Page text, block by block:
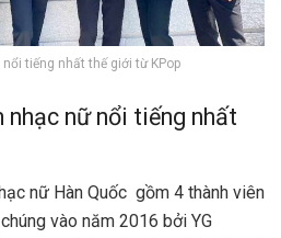
tiếng nhất thế giới từ KPop
nhạc nữ nổi tiếng nhất
nữ Hàn Quốc gồm 4 thành viên
vào năm 2016 bởi YG